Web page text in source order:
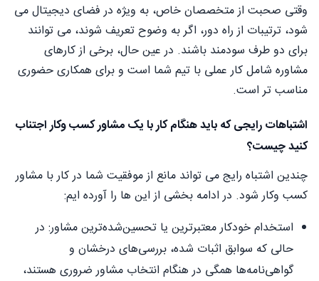
وقتی صحبت از متخصصان خاص، به ویژه در فضای دیجیتال می
شود، ترتیبات از راه دور، اگر به وضوح تعریف شوند، می توانند
برای دو طرف سودمند باشند. در عین حال، برخی از کارهای
مشاوره شامل کار عملی با تیم شما است و برای همکاری حضوری
مناسب تر است.
اشتباهات رایجی که باید هنگام کار با یک مشاور کسب وکار اجتناب
کنید چیست؟
چندین اشتباه رایج می تواند مانع از موفقیت شما در کار با مشاور
کسب وکار شود. در ادامه بخشی از این ها را آورده ایم:
استخدام خودکار معتبرترین یا تحسین‌شده‌ترین مشاور: در
حالی که سوابق اثبات شده، بررسی‌های درخشان و
گواهی‌نامه‌ها همگی در هنگام انتخاب مشاور ضروری هستند،